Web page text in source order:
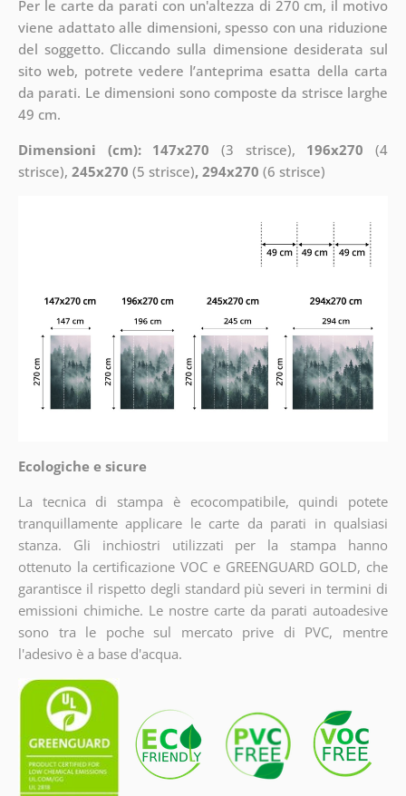
Per le carte da parati con un'altezza di 270 cm, il motivo
viene adattato alle dimensioni, spesso con una riduzione
del soggetto. Cliccando sulla dimensione desiderata sul
sito web, potrete vedere l’anteprima esatta della carta
da parati. Le dimensioni sono composte da strisce larghe
49 cm.
Dimensioni (cm): 147x270 (3 strisce), 196x270 (4
strisce), 245x270 (5 strisce), 294x270 (6 strisce)
Ecologiche e sicure
La tecnica di stampa è ecocompatibile, quindi potete
tranquillamente applicare le carte da parati in qualsiasi
stanza. Gli inchiostri utilizzati per la stampa hanno
ottenuto la certificazione VOC e GREENGUARD GOLD, che
garantisce il rispetto degli standard più severi in termini di
emissioni chimiche. Le nostre carte da parati autoadesive
sono tra le poche sul mercato prive di PVC, mentre
l'adesivo è a base d'acqua.